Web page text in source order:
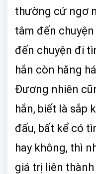
thường cứ ngơ
tâm đến
đến chuyện đi
hắn còn hăng
Đương nhiên
hắn, biết là sắp
đấu, bất kể có
hay không, thì
giá trị liên